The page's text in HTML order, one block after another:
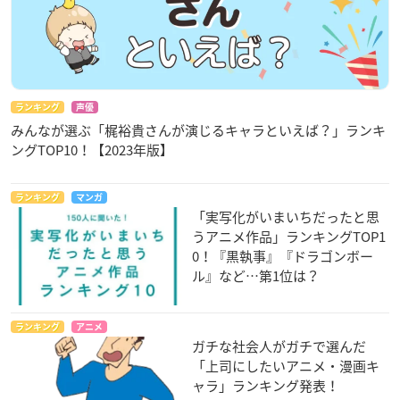
ランキング 声優
みんなが選ぶ「梶裕貴さんが演じるキャラといえば？」ランキ
ングTOP10！【2023年版】
ランキング マンガ
「実写化がいまいちだったと思
うアニメ作品」ランキングTOP1
0！『黒執事』『ドラゴンボー
ル』など…第1位は？
ランキング アニメ
ガチな社会人がガチで選んだ
「上司にしたいアニメ・漫画キ
ャラ」ランキング発表！